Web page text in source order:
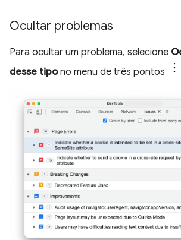
Ocultar problemas
Para ocultar um problema, selecione
desse tipono menu de três pontos